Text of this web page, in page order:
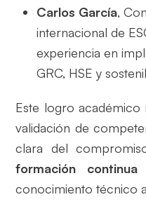
Carlos García,
internacional de
experiencia en
GRC, HSE y
Este logro académico
validación de
clara del
formación continua
conocimiento técnico